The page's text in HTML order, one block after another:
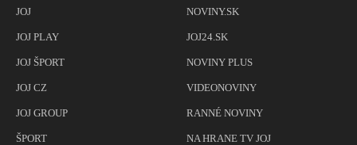
JOJ
JOJ PLAY
JOJ ŠPORT
JOJ CZ
JOJ GROUP
ŠPORT
NOVINY.SK
JOJ24.SK
NOVINY PLUS
VIDEONOVINY
RANNÉ NOVINY
NA HRANE TV JOJ